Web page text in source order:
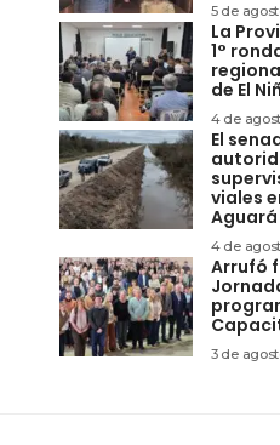
5 de
La
1°
de El
4 de
El
viales
4 de
Arrufó
3 de